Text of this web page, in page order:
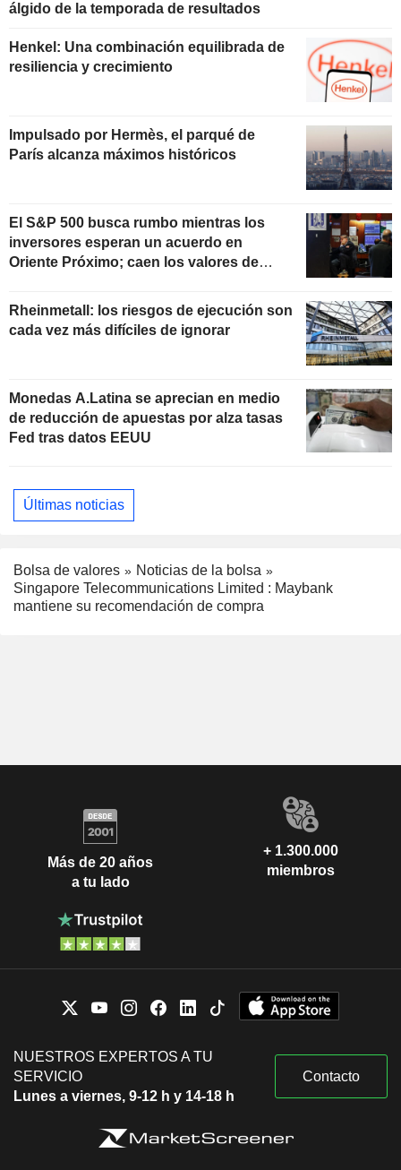
álgido de la temporada de resultados
Henkel: Una combinación equilibrada de
resiliencia y crecimiento
Impulsado por Hermès, el parqué de
París alcanza máximos históricos
El S&P 500 busca rumbo mientras los
inversores esperan un acuerdo en
Oriente Próximo; caen los valores de
Rheinmetall: los riesgos de ejecución son
cada vez más difíciles de ignorar
Monedas A.Latina se aprecian en medio
de reducción de apuestas por alza tasas
Fed tras datos EEUU
Últimas noticias
Bolsa de valores
Noticias de la bolsa
Singapore Telecommunications Limited : Maybank
mantiene su recomendación de compra
Más de 20 años
a tu lado
+ 1.300.000
miembros
NUESTROS EXPERTOS A TU
SERVICIO
Lunes a viernes, 9-12 h y 14-18 h
Contacto